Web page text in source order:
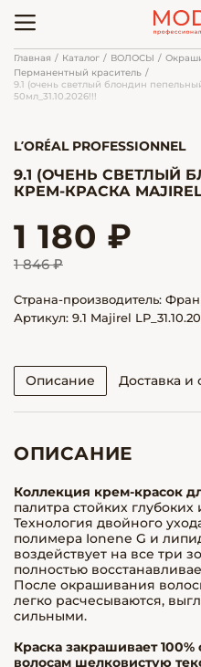
Главная Каталог ВОЛОСЫ
Перманентный краситель
9.1 (очень светлый блондин
50мл_31.10.2026!!!
L’ORÉAL PROFESSIONNEL
9.1 (ОЧЕНЬ СВЕТЛЫЙ
КРЕМ-КРАСКА MAJIREL
1 180 ₽
1 846 ₽
Страна-производитель:
Артикул: 9.1 Majirel
Описание Доставка и
ОПИСАНИЕ
Коллекция крем-красок
палитра стойких
Технология двойного
полимера Ionene G и
воздействует на все три
полностью
После окрашивания
легко расчесываются,
сильными.
Краска закрашивает
волосам шелковистую